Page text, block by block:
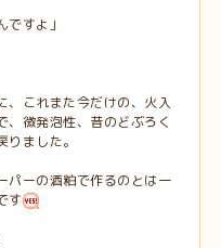
すよ」
、これまた今だけの、火入
、微発泡性、昔のどぶろく
ました。
パーの酒粕で作るのとは一
す